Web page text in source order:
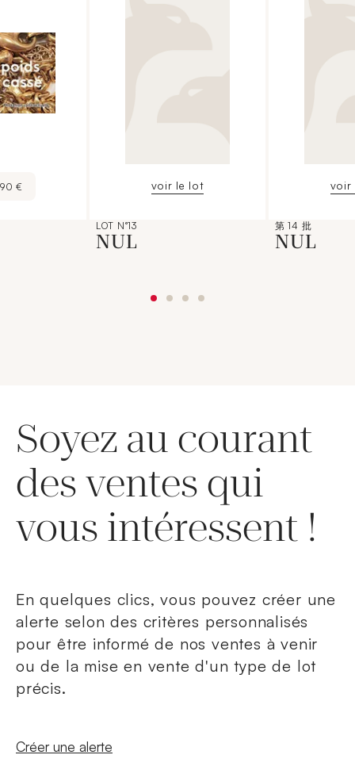
€ voir le lot
LOT N°13
NUL
voir
第 14 批
NUL
Soyez au courant
des ventes qui
vous intéressent !
En quelques clics, vous pouvez créer une
alerte selon des critères personnalisés
pour être informé de nos ventes à venir
ou de la mise en vente d'un type de lot
précis.
Nouvelle fenêtre
Créer une alerte